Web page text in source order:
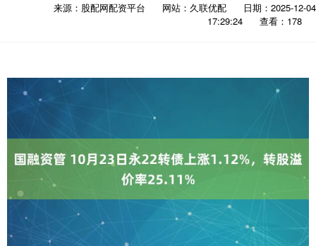
来源：股配网配资平台 网站：久联优配
日期：2025-12-04
17:29:24
查看：178